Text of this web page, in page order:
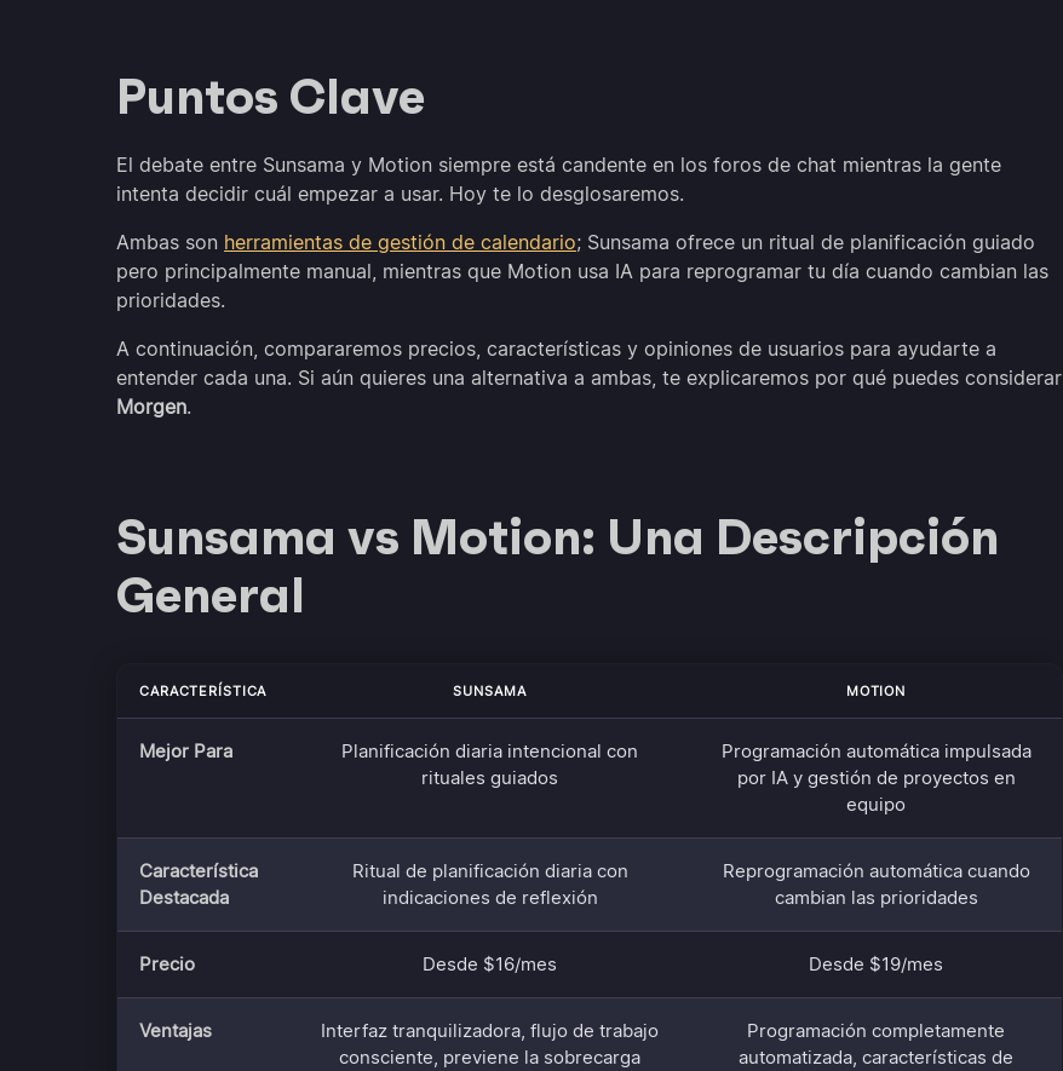
Puntos Clave
El debate entre Sunsama y Motion siempre está candente en los foros de chat mientras la gente
intenta decidir cuál empezar a usar. Hoy te lo desglosaremos.
Ambas son herramientas de gestión de calendario; Sunsama ofrece un ritual de planificación guiado
pero principalmente manual, mientras que Motion usa IA para reprogramar tu día cuando cambian las
prioridades.
A continuación, compararemos precios, características y opiniones de usuarios para ayudarte a
entender cada una. Si aún quieres una alternativa a ambas, te explicaremos por qué puedes considerar
Morgen.
Sunsama vs Motion: Una Descripción
General
CARACTERÍSTICA SUNSAMA MOTION
Mejor Para
Planificación diaria intencional con
rituales guiados
Programación automática impulsada
por IA y gestión de proyectos en
equipo
Característica
Destacada
Ritual de planificación diaria con
indicaciones de reflexión
Reprogramación automática cuando
cambian las prioridades
Precio Desde $16/mes Desde $19/mes
Ventajas
Interfaz tranquilizadora, flujo de trabajo
consciente, previene la sobrecarga
Programación completamente
automatizada, características de